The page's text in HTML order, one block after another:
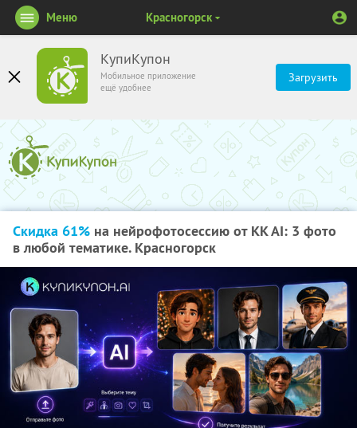
КупиКупон
Мобильное приложение
ещё удобнее
Загрузить
Меню Красногорск
Скидка 61% на нейрофотосессию от KK AI: 3 фото
в любой тематике. Красногорск